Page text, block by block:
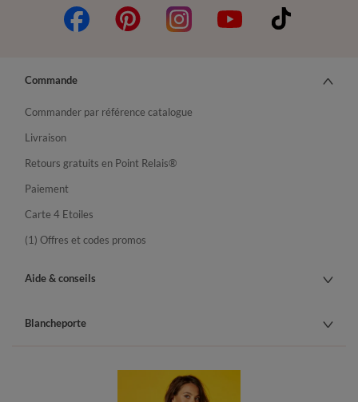
Commande
Commander par référence catalogue
Livraison
Retours gratuits en Point Relais®
Paiement
Carte 4 Etoiles
(1) Offres et codes promos
Aide & conseils
Blancheporte